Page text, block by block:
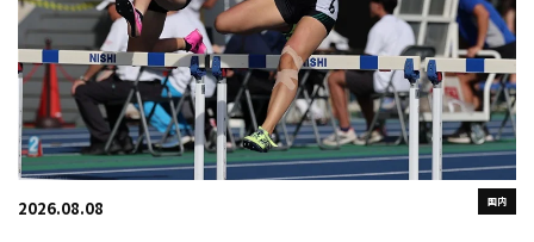
国内
2026.08.08